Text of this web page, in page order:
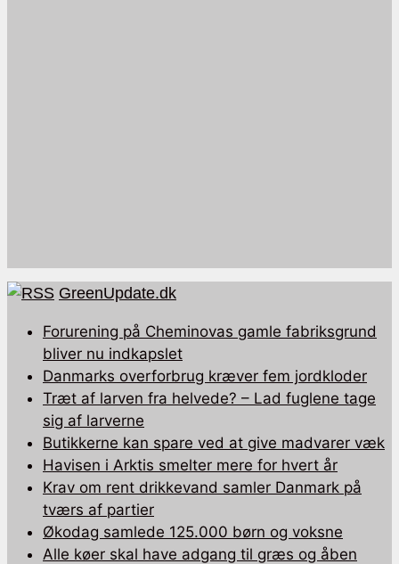
GreenUpdate.dk
Forurening på Cheminovas gamle fabriksgrund
bliver nu indkapslet
Danmarks overforbrug kræver fem jordkloder
Træt af larven fra helvede? – Lad fuglene tage
sig af larverne
Butikkerne kan spare ved at give madvarer væk
Havisen i Arktis smelter mere for hvert år
Krav om rent drikkevand samler Danmark på
tværs af partier
Økodag samlede 125.000 børn og voksne
Alle køer skal have adgang til græs og åben